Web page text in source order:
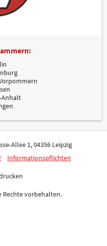
Anhalt
Allee 1, 04356 Leipzig
Informationspflichten
Rechte vorbehalten.